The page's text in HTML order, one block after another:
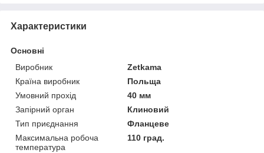
Характеристики
Основні
Виробник
Zetkama
Країна виробник
Польща
Умовний прохід
40 мм
Запірний орган
Клиновий
Тип приєднання
Фланцеве
Максимальна робоча
температура
110 град.